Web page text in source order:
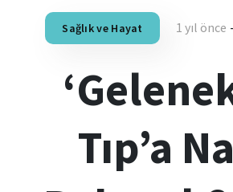
Sağlık ve Hayat 1 yıl önce -
Tıp’a